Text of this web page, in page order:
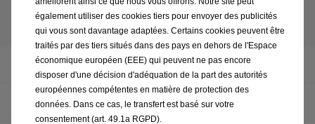
Blog
Philosophie
également utiliser des cookies tiers pour envoyer des publicités
qui vous sont davantage adaptées. Certains cookies peuvent être
traités par des tiers situés dans des pays en dehors de l'Espace
économique européen (EEE) qui peuvent ne pas encore
disposer d'une décision d'adéquation de la part des autorités
européennes compétentes en matière de protection des
données. Dans ce cas, le transfert est basé sur votre
consentement (art. 49.1a RGPD).